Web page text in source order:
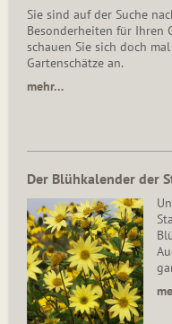
Sie sind auf der Suche
Besonderheiten für Ihren
schauen Sie sich doch
Gartenschätze an.
mehr…
Der Blühkalender der